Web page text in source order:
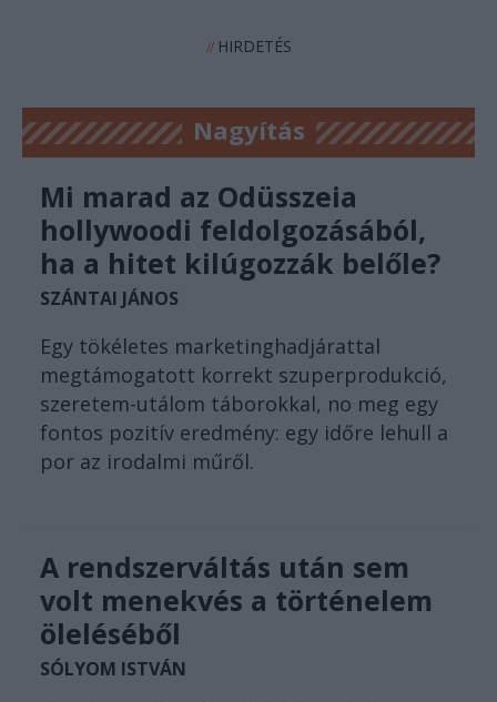
//HIRDETÉS
Nagyítás
Mi marad az Odüsszeia
hollywoodi feldolgozásából,
ha a hitet kilúgozzák belőle?
SZÁNTAI JÁNOS
Egy tökéletes marketinghadjárattal
megtámogatott korrekt szuperprodukció,
szeretem-utálom táborokkal, no meg egy
fontos pozitív eredmény: egy időre lehull a
por az irodalmi műről.
A rendszerváltás után sem
volt menekvés a történelem
öleléséből
SÓLYOM ISTVÁN